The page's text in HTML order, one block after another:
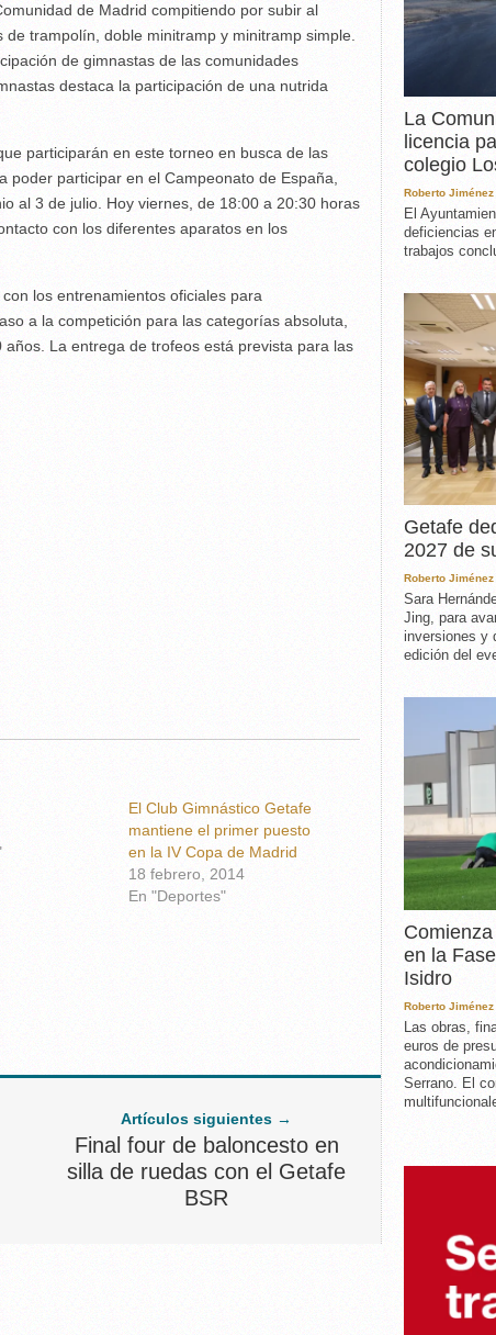
de Madrid compitiendo por subir al
trampolín, doble minitramp y minitramp simple.
de gimnastas de las comunidades
destaca la participación de una nutrida
participarán en este torneo en busca de las
participar en el Campeonato de España,
al 3 de julio. Hoy viernes, de 18:00 a 20:30 horas
con los diferentes aparatos en los
los entrenamientos oficiales para
a la competición para las categorías absoluta,
La entrega de trofeos está prevista para las
El Club Gimnástico Getafe
mantiene el primer puesto
en la IV Copa de Madrid
18 febrero, 2014
En "Deportes"
Artículos siguientes →
Final four de baloncesto en
silla de ruedas con el Getafe
BSR
La
licencia
colegio
Roberto Jiménez
El
deficiencias
trabajos
Getafe
2027 de
Roberto Jiménez
Sara
Jing, para
inversiones y
edición del
en la
Isidro
Roberto Jiménez
Las obras,
euros de
Serrano. El